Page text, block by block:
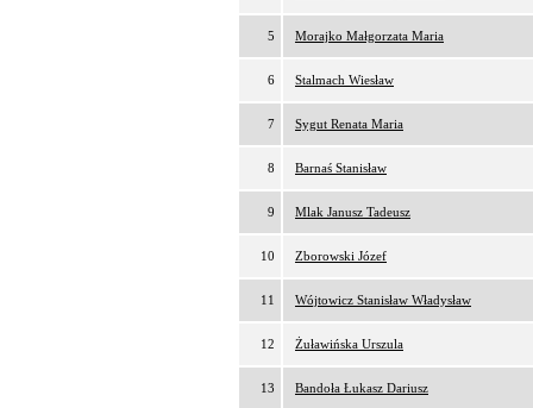
5 Morajko Małgorzata Maria
6 Stalmach Wiesław
7 Sygut Renata Maria
8 Barnaś Stanisław
9 Mlak Janusz Tadeusz
10 Zborowski Józef
11 Wójtowicz Stanisław Władysław
12 Żuławińska Urszula
13 Bandoła Łukasz Dariusz